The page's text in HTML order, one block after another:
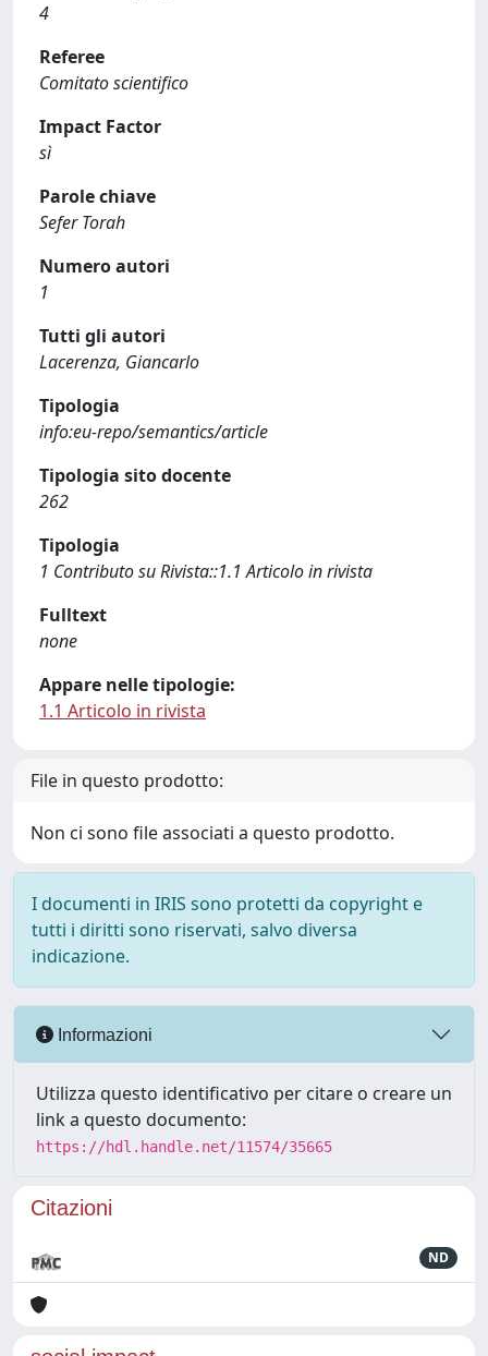
4
Referee
Comitato scientifico
Impact Factor
sì
Parole chiave
Sefer Torah
Numero autori
1
Tutti gli autori
Lacerenza, Giancarlo
Tipologia
info:eu-repo/semantics/article
Tipologia sito docente
262
Tipologia
1 Contributo su Rivista::1.1 Articolo in rivista
Fulltext
none
Appare nelle tipologie:
1.1 Articolo in rivista
File in questo prodotto:
Non ci sono file associati a questo prodotto.
I documenti in IRIS sono protetti da copyright e
tutti i diritti sono riservati, salvo diversa
indicazione.
Informazioni
Utilizza questo identificativo per citare o creare un
link a questo documento:
https://hdl.handle.net/11574/35665
Citazioni
ND